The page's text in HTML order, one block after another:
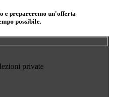
e prepareremo un'offerta
possibile.
private